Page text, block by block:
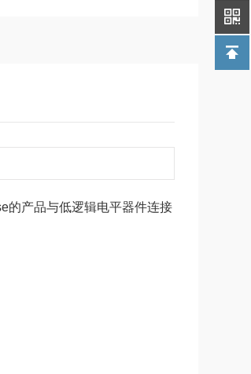
的产品与低逻辑电平器件连接